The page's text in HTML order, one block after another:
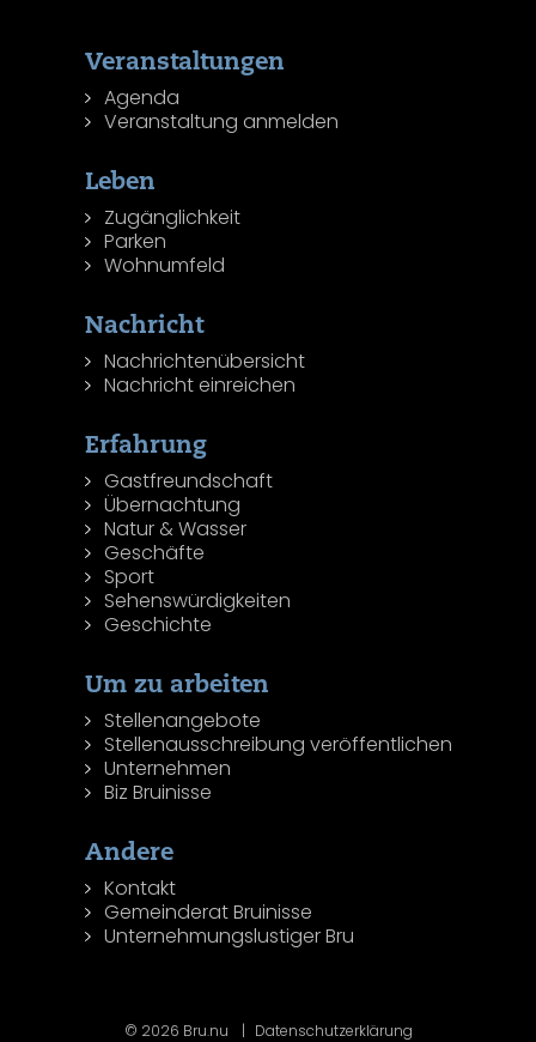
Veranstaltungen
Agenda
Veranstaltung anmelden
Leben
Zugänglichkeit
Parken
Wohnumfeld
Nachricht
Nachrichtenübersicht
Nachricht einreichen
Erfahrung
Gastfreundschaft
Übernachtung
Natur & Wasser
Geschäfte
Sport
Sehenswürdigkeiten
Geschichte
Um zu arbeiten
Stellenangebote
Stellenausschreibung veröffentlichen
Unternehmen
Biz Bruinisse
Andere
Kontakt
Gemeinderat Bruinisse
Unternehmungslustiger Bru
© 2026 Bru.nu Datenschutzerklärung